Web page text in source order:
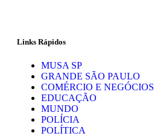
Links Rápidos
MUSA SP
GRANDE SÃO PAULO
COMÉRCIO E NEGÓCIOS
EDUCAÇÃO
MUNDO
POLÍCIA
POLÍTICA